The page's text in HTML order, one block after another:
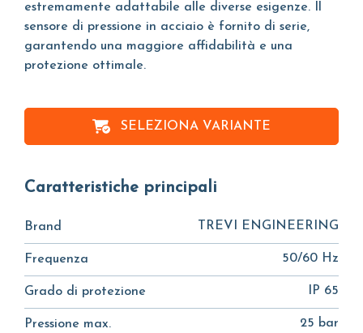
estremamente adattabile alle diverse esigenze. Il
sensore di pressione in acciaio è fornito di serie,
garantendo una maggiore affidabilità e una
protezione ottimale.
SELEZIONA VARIANTE
Caratteristiche principali
Brand TREVI ENGINEERING
Frequenza 50/60 Hz
Grado di protezione IP 65
Pressione max.
25 bar